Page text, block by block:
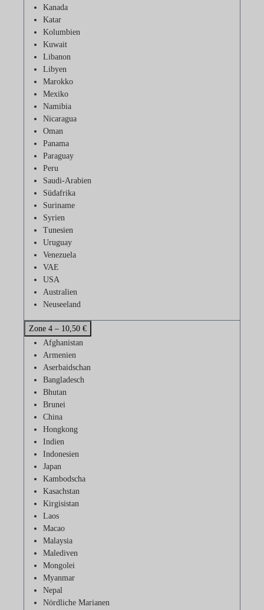
Kanada
Katar
Kolumbien
Kuwait
Libanon
Libyen
Marokko
Mexiko
Namibia
Nicaragua
Oman
Panama
Paraguay
Peru
Saudi-Arabien
Südafrika
Suriname
Syrien
Tunesien
Uruguay
Venezuela
VAE
USA
Australien
Neuseeland
Zone 4 – 10,50 €
Afghanistan
Armenien
Aserbaidschan
Bangladesch
Bhutan
Brunei
China
Hongkong
Indien
Indonesien
Japan
Kambodscha
Kasachstan
Kirgisistan
Laos
Macao
Malaysia
Malediven
Mongolei
Myanmar
Nepal
Nördliche Marianen